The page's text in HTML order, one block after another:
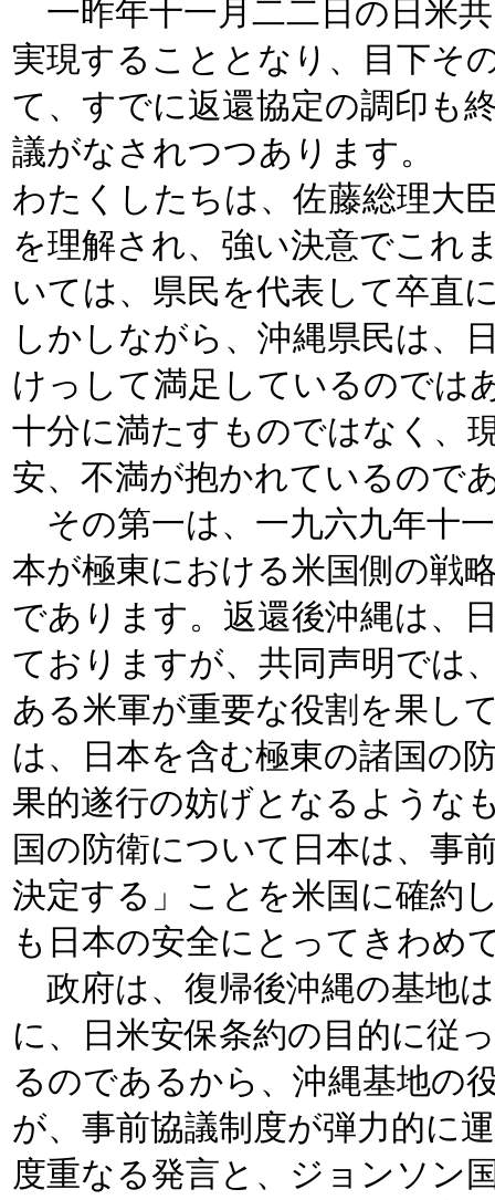
一昨年十一月二二日の日米
実現することとなり、目下そ
て、すでに返還協定の調印も
議がなされつつあります。
わたくしたちは、佐藤総理大
を理解され、強い決意でこれ
いては、県民を代表して卒直
しかしながら、沖縄県民は、
けっして満足しているのでは
十分に満たすものではなく、
安、不満が抱かれているので
その第一は、一九六九年十
本が極東における米国側の戦
であります。返還後沖縄は、
ておりますが、共同声明では
ある米軍が重要な役割を果し
は、日本を含む極東の諸国の
果的遂行の妨げとなるような
国の防衛について日本は、事
決定する」ことを米国に確約
も日本の安全にとってきわめ
政府は、復帰後沖縄の基地
に、日米安保条約の目的に従
るのであるから、沖縄基地の
が、事前協議制度が弾力的に
度重なる発言と、ジョンソン